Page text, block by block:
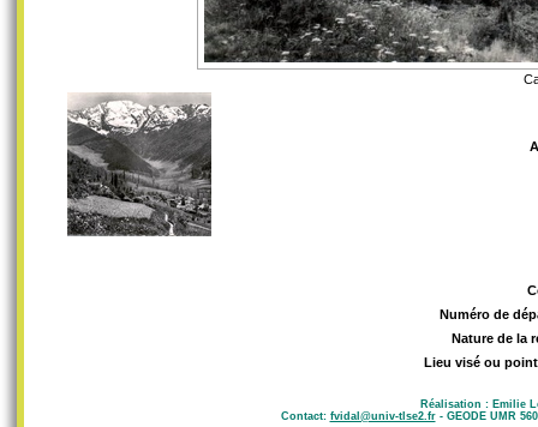
Numéro de
Nature de la
Lieu visé ou
Réalisation : Emilie
Contact: fvidal@univ-tlse2.fr- GEODE UMR